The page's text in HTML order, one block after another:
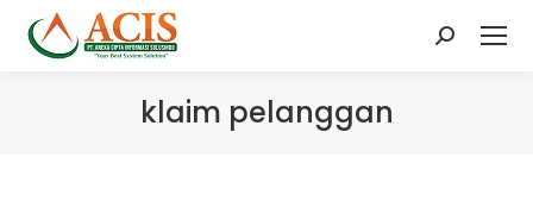
Search:
klaim pelanggan